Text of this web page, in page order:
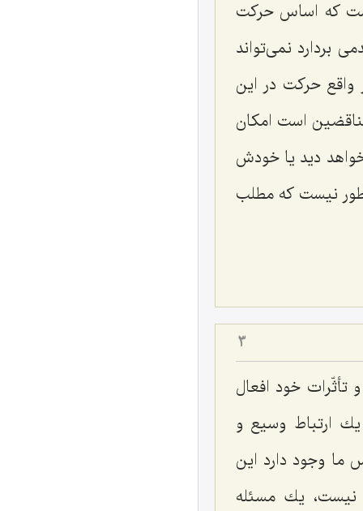
كه اساس حركت
بردارد نمی‌تواند
واقع حركت در این
است امكان
دید یا خودش
نیست كه مطلب
3
خود افعال
ارتباط وسیع و
ما وجود دارد این
نیست، یك مسئله